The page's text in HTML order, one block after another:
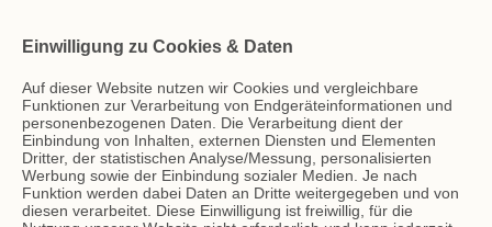
Inhalt
Tierarzt-Suche
Blog
Hinweise
AGB
Einwilligung zu Cookies & Daten
Auf dieser Website nutzen wir Cookies und vergleichbare
Funktionen zur Verarbeitung von Endgeräteinformationen und
personenbezogenen Daten. Die Verarbeitung dient der
Einbindung von Inhalten, externen Diensten und Elementen
Dritter, der statistischen Analyse/Messung, personalisierten
Werbung sowie der Einbindung sozialer Medien. Je nach
Funktion werden dabei Daten an Dritte weitergegeben und von
diesen verarbeitet. Diese Einwilligung ist freiwillig, für die